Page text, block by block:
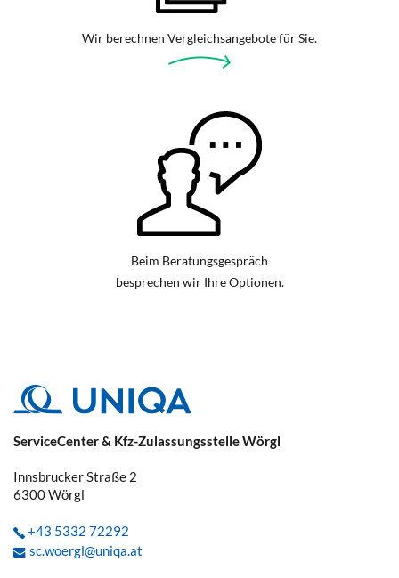
Wir berechnen Vergleichsangebote für Sie.
Beim Beratungsgespräch
besprechen wir Ihre Optionen.
ServiceCenter & Kfz-Zulassungsstelle Wörgl
Innsbrucker Straße 2
6300Wörgl
+43 5332 72292
sc.woergl@uniqa.at